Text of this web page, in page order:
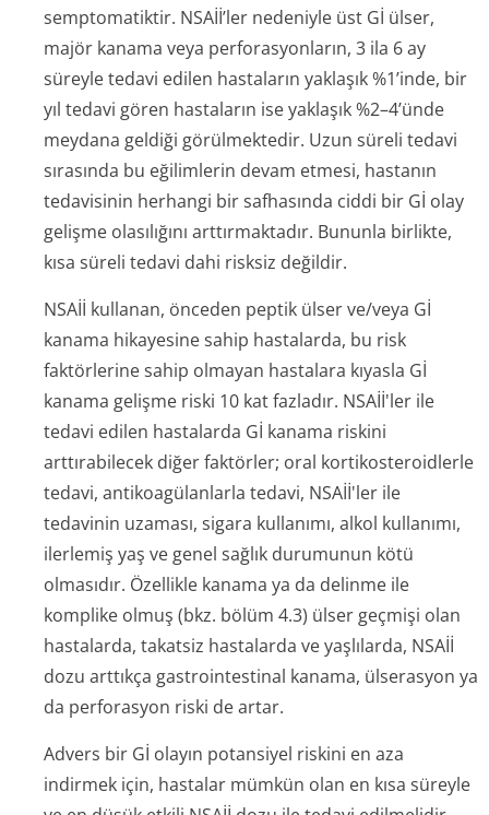
semptomatiktir. NSAİİ’ler nedeniyle üst Gİ ülser,
majör kanama veya perforasyonların, 3 ila 6 ay
süreyle tedavi edilen hastaların yaklaşık %1’inde, bir
yıl tedavi gören hastaların ise yaklaşık %2–4’ünde
meydana geldiği görülmektedir. Uzun süreli tedavi
sırasında bu eğilimlerin devam etmesi, hastanın
tedavisinin herhangi bir safhasında ciddi bir Gİ olay
gelişme olasılığını arttırmaktadır. Bununla birlikte,
kısa süreli tedavi dahi risksiz değildir.
NSAİİ kullanan, önceden peptik ülser ve/veya Gİ
kanama hikayesine sahip hastalarda, bu risk
faktörlerine sahip olmayan hastalara kıyasla Gİ
kanama gelişme riski 10 kat fazladır. NSAİİ'ler ile
tedavi edilen hastalarda Gİ kanama riskini
arttırabilecek diğer faktörler; oral kortikosteroidlerle
tedavi, antikoagülanlarla tedavi, NSAİİ'ler ile
tedavinin uzaması, sigara kullanımı, alkol kullanımı,
ilerlemiş yaş ve genel sağlık durumunun kötü
olmasıdır. Özellikle kanama ya da delinme ile
komplike olmuş (bkz. bölüm 4.3) ülser geçmişi olan
hastalarda, takatsiz hastalarda ve yaşlılarda, NSAİİ
dozu arttıkça gastrointestinal kanama, ülserasyon ya
da perforasyon riski de artar.
Advers bir Gİ olayın potansiyel riskini en aza
indirmek için, hastalar mümkün olan en kısa süreyle